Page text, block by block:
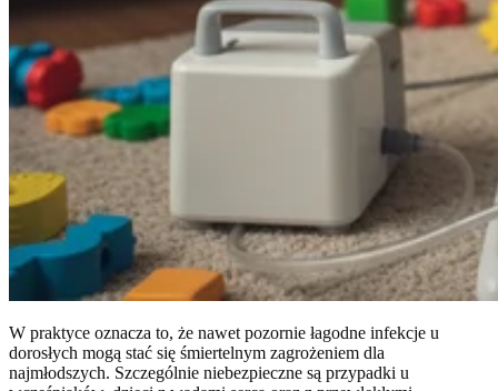
W praktyce oznacza to, że nawet pozornie łagodne infekcje u
dorosłych mogą stać się śmiertelnym zagrożeniem dla
najmłodszych. Szczególnie niebezpieczne są przypadki u